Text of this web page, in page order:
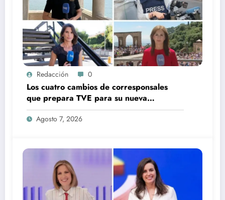
Redacción 0
Los cuatro cambios de corresponsales
que prepara TVE para su nueva
temporada
Agosto 7, 2026